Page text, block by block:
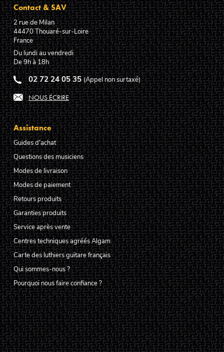
Contact & SAV
2 rue de Milan
44470Thouaré-sur-Loire
France
Du lundi au vendredi
De 9h à 18h
02 72 24 05 35 (Appel non surtaxé)
NOUS ÉCRIRE
Assistance
Guides d'achat
Questions des musiciens
Modes de livraison
Modes de paiement
Retours produits
Garanties produits
Service après vente
Centres techniques agréés Algam
Carte des luthiers guitare français
Qui sommes-nous ?
Pourquoi nous faire confiance ?